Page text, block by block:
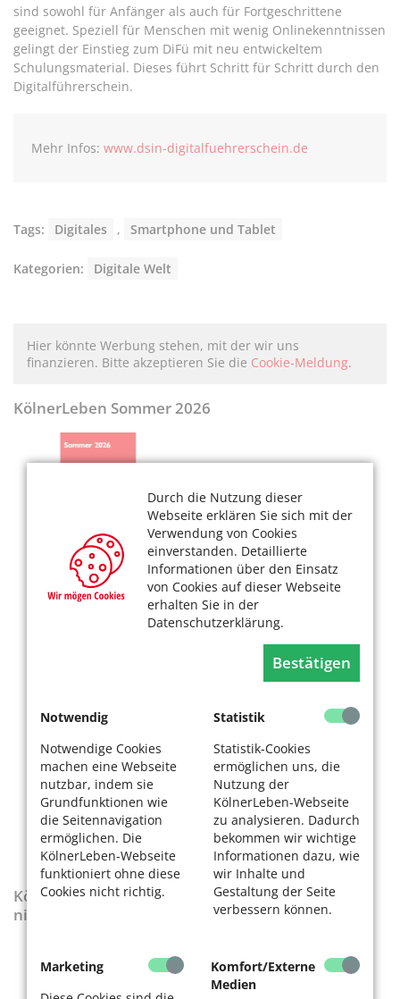
Durch die Nutzung dieser
Webseite erklären Sie sich mit der
Verwendung von Cookies
einverstanden. Detaillierte
Informationen über den Einsatz
von Cookies auf dieser Webseite
erhalten Sie in der
Datenschutzerklärung.
Bestätigen
Notwendig
Notwendige Cookies
machen eine Webseite
nutzbar, indem sie
Grundfunktionen wie
die Seitennavigation
ermöglichen. Die
KölnerLeben-Webseite
funktioniert ohne diese
Cookies nicht richtig.
Statistik
Statistik-Cookies
ermöglichen uns, die
Nutzung der
KölnerLeben-Webseite
zu analysieren. Dadurch
bekommen wir wichtige
Informationen dazu, wie
wir Inhalte und
Gestaltung der Seite
verbessern können.
Marketing
Komfort/Externe
Medien
sind sowohl für Anfänger als auch für Fortgeschrittene
geeignet. Speziell für Menschen mit wenig Onlinekenntnissen
gelingt der Einstieg zum DiFü mit neu entwickeltem
Schulungsmaterial. Dieses führt Schritt für Schritt durch den
Digitalführerschein.
Mehr Infos: www.dsin-digitalfuehrerschein.de
Tags: Digitales , Smartphone und Tablet
Kategorien: Digitale Welt
Hier könnte Werbung stehen, mit der wir uns
finanzieren. Bitte akzeptieren Sie die Cookie-Meldung.
KölnerLeben Sommer 2026
KölnerLeben-Sonderausgabe „Wenn die Rente
nicht reicht“